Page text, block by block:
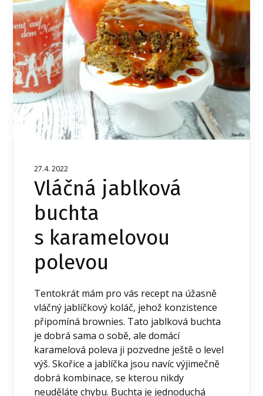
27.4. 2022
Vláčná jablková
buchta
s karamelovou
polevou
Tentokrát mám pro vás recept na úžasně
vláčný jablíčkový koláč, jehož konzistence
připomíná brownies. Tato jablková buchta
je dobrá sama o sobě, ale domácí
karamelová poleva ji pozvedne ještě o level
výš. Skořice a jablíčka jsou navíc výjimečně
dobrá kombinace, se kterou nikdy
neuděláte chybu. Buchta je jednoduchá